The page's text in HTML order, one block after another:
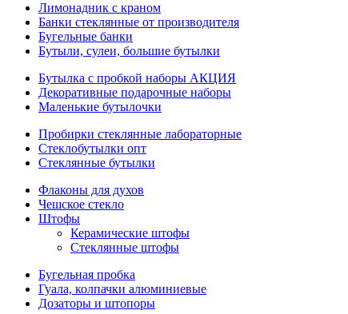
Лимонадник с краном
Банки стеклянные от производителя
Бугельные банки
Бутыли, сулеи, большие бутылки
Бутылка с пробкой наборы АКЦИЯ
Декоративные подарочные наборы
Маленькие бутылочки
Пробирки стеклянные лабораторные
Стеклобутылки опт
Стеклянные бутылки
Флаконы для духов
Чешское стекло
Штофы
Керамические штофы
Стеклянные штофы
Бугельная пробка
Гуала, колпачки алюминиевые
Дозаторы и штопоры